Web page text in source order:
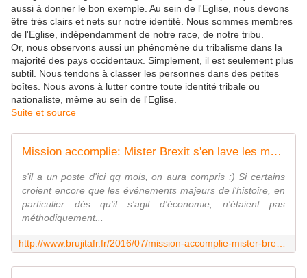
aussi à donner le bon exemple. Au sein de l'Eglise, nous devons
être très clairs et nets sur notre identité. Nous sommes membres
de l'Eglise, indépendamment de notre race, de notre tribu.
Or, nous observons aussi un phénomène du tribalisme dans la
majorité des pays occidentaux. Simplement, il est seulement plus
subtil. Nous tendons à classer les personnes dans des petites
boîtes. Nous avons à lutter contre toute identité tribale ou
nationaliste, même au sein de l'Eglise.
Suite et source
Mission accomplie: Mister Brexit s'en lave les mains - MOINS de BIENS PLUS de LIENS
s'il a un poste d'ici qq mois, on aura compris :) Si certains
croient encore que les événements majeurs de l'histoire, en
particulier dès qu'il s'agit d'économie, n'étaient pas
méthodiquement...